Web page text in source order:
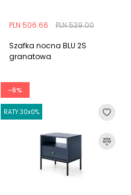
PLN 539.00
PLN 506.66
Szafka nocna BLU 2S
granatowa
-6%
RATY 30x0%